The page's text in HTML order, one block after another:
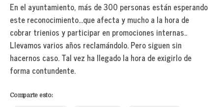
En el ayuntamiento, más de 300 personas están esperando
este reconocimiento…que afecta y mucho a la hora de
cobrar trienios y participar en promociones internas..
Llevamos varios años reclamándolo. Pero siguen sin
hacernos caso. Tal vez ha llegado la hora de exigirlo de
forma contundente.
Comparte esto: